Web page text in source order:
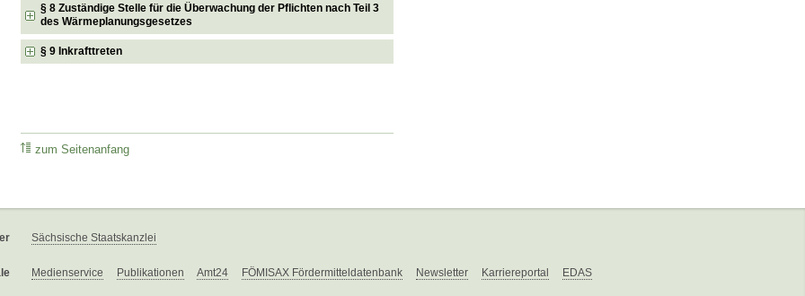
§ 8 Zuständige Stelle für die Überwachung der Pflichten nach Teil 3
des Wärmeplanungsgesetzes
§ 9 Inkrafttreten
zum Seitenanfang
Sächsische Staatskanzlei
Medienservice Publikationen Amt24 FÖMISAX Fördermitteldatenbank Newsletter Karriereportal EDAS